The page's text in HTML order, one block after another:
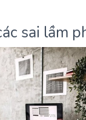
sai lầm